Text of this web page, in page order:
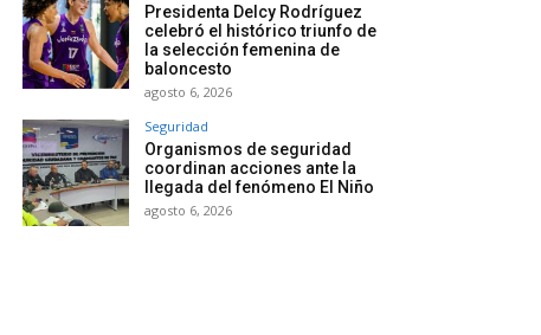
Presidenta Delcy Rodríguez
celebró el histórico triunfo de
la selección femenina de
baloncesto
agosto 6, 2026
Seguridad
Organismos de seguridad
coordinan acciones ante la
llegada del fenómeno El Niño
agosto 6, 2026